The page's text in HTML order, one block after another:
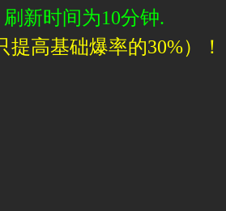
新时间为10分钟.
高基础爆率的30%）！